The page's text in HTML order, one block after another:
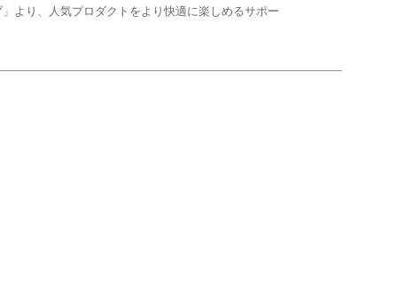
より、人気プロダクトをより快適に楽しめるサポー